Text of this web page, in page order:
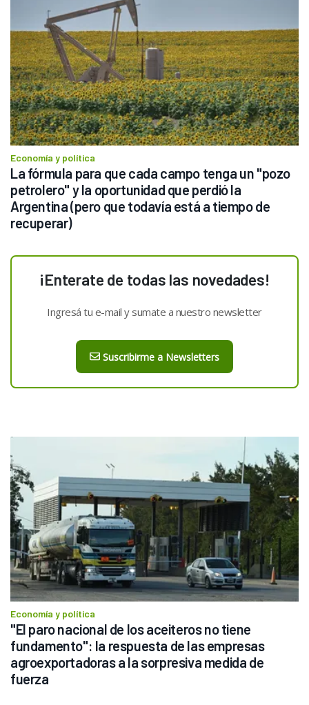
Economía y política
La fórmula para que cada campo tenga un "pozo
petrolero" y la oportunidad que perdió la
Argentina (pero que todavía está a tiempo de
recuperar)
¡Enterate de todas las novedades!
Ingresá tu e-mail y sumate a nuestro newsletter
Suscribirme a Newsletters
Economía y política
"El paro nacional de los aceiteros no tiene
fundamento": la respuesta de las empresas
agroexportadoras a la sorpresiva medida de
fuerza